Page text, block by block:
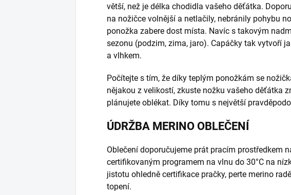
větší, než je délka chodidla vašeho děťátka.
na nožičce volnější a netlačily, nebránily pohybu
ponožka zabere dost místa. Navíc s takovým
sezonu (podzim, zima, jaro). Capáčky tak vytvoří
a vlhkem.
Počítejte s tím, že díky teplým ponožkám se
nějakou z velikostí, zkuste nožku vašeho děťátka
plánujete oblékat. Díky tomu s největší
ÚDRŽBA MERINO OBLEČENÍ
Oblečení doporučujeme prát pracím prostředkem
certifikovaným programem na vlnu do 30°C na
jistotu ohledně certifikace pračky, perte merino
topení.